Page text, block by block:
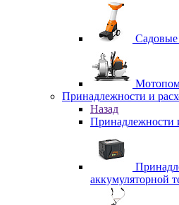
Садовые
Принадлежности и
Назад
Принадлежности
аккумуляторной